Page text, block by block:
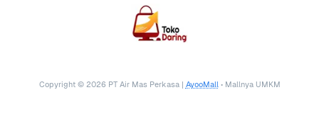
Copyright © 2026 PT Air Mas Perkasa | AyooMall • Mallnya UMKM